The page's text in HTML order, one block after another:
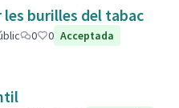
burilles del tabac
0 0 Acceptada